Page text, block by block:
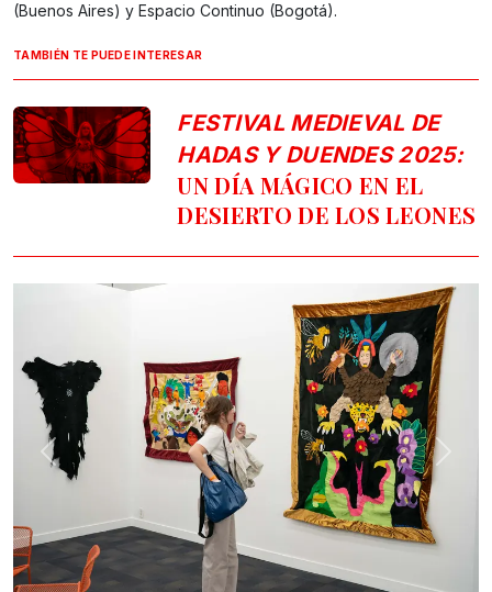
(Buenos Aires) y Espacio Continuo (Bogotá).
TAMBIÉN TE PUEDE INTERESAR
FESTIVAL MEDIEVAL DE
HADAS Y DUENDES 2025:
UN DÍA MÁGICO EN EL
DESIERTO DE LOS LEONES